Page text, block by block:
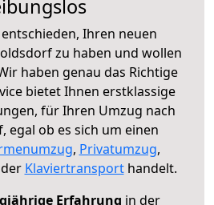
Ihren neuen
zu haben und wollen
haben genau das Richtige
bietet Ihnen erstklassige
für Ihren Umzug nach
egal ob es sich um einen
, Privatumzug,
Klaviertransporthandelt.
Erfahrung in der